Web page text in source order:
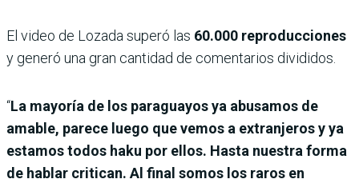
El video de Lozada superó las 60.000 reproducciones
y generó una gran cantidad de comentarios divididos.
“La mayoría de los paraguayos ya abusamos de
amable, parece luego que vemos a extranjeros y ya
estamos todos haku por ellos. Hasta nuestra forma
de hablar critican. Al final somos los raros en